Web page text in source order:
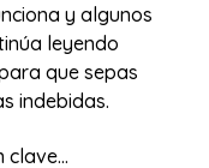
y algunos
leyendo
que sepas
indebidas.
clave…